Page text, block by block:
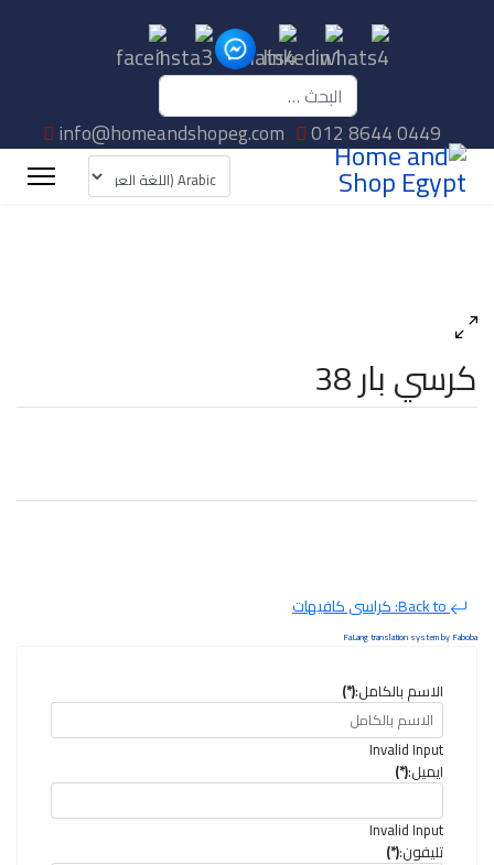
البحث
012 8644 0449
info@homeandshopeg.com
كرسي بار 38
Back to: كراسى كافيهات
FaLang translation system by Faboba
الاسم بالكامل:(*)
Invalid Input
ايميل:(*)
Invalid Input
تليفون:(*)